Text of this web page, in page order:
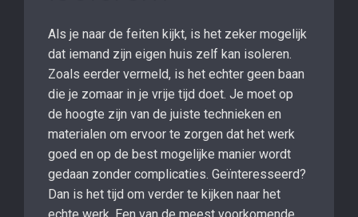
Als je naar de feiten kijkt, is het zeker mogelijk
dat iemand zijn eigen huis zelf kan isoleren.
Zoals eerder vermeld, is het echter geen baan
die je zomaar in je vrije tijd doet. Je moet op
de hoogte zijn van de juiste technieken en
materialen om ervoor te zorgen dat het werk
goed en op de best mogelijke manier wordt
gedaan zonder complicaties. Geïnteresseerd?
Dan is het tijd om verder te kijken naar het